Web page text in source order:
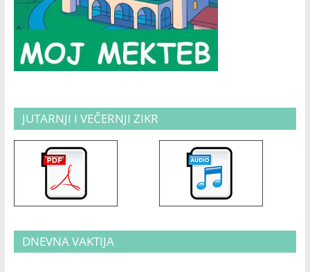
JUTARNJI I VEČERNJI ZIKR
DNEVNA VAKTIJA